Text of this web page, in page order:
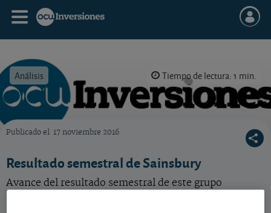
Análisis Tiempo de lectura: 1 min.
Publicado el 17 noviembre 2016
Resultado semestral de Sainsbury
Avance del resultado semestral de este grupo